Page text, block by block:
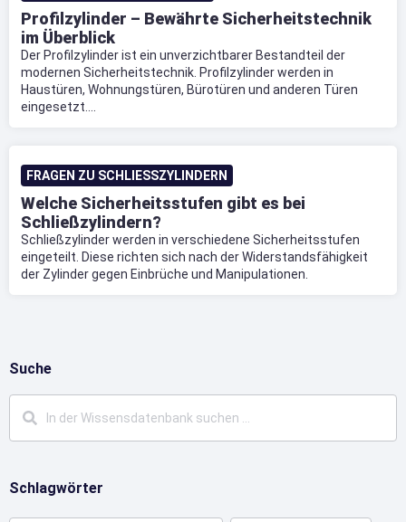
Profilzylinder – Bewährte Sicherheitstechnik
im Überblick
Der Profilzylinder ist ein unverzichtbarer Bestandteil der
modernen Sicherheitstechnik. Profilzylinder werden in
Haustüren, Wohnungstüren, Bürotüren und anderen Türen
eingesetzt....
FRAGEN ZU SCHLIESSZYLINDERN
Welche Sicherheitsstufen gibt es bei
Schließzylindern?
Schließzylinder werden in verschiedene Sicherheitsstufen
eingeteilt. Diese richten sich nach der Widerstandsfähigkeit
der Zylinder gegen Einbrüche und Manipulationen.
Suche
Schlagwörter